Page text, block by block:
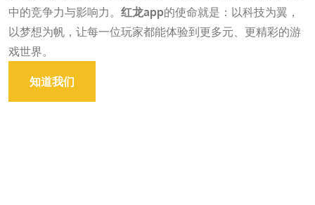
中的竞争力与影响力。 红龙app的使命就是：以科技为翼，
以梦想为帆，让每一位玩家都能体验到更多元、更精彩的游
戏世界。
知道我们